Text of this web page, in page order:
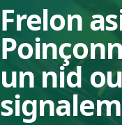
Frelon
un nid